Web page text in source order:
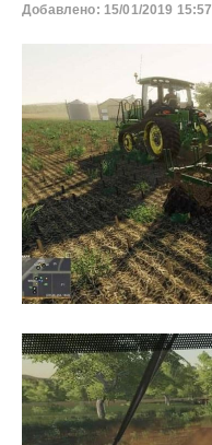
Добавлено: 15/01/2019 15:57